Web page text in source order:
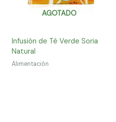
AGOTADO
Infusión de Té Verde Soria
Natural
Alimentación